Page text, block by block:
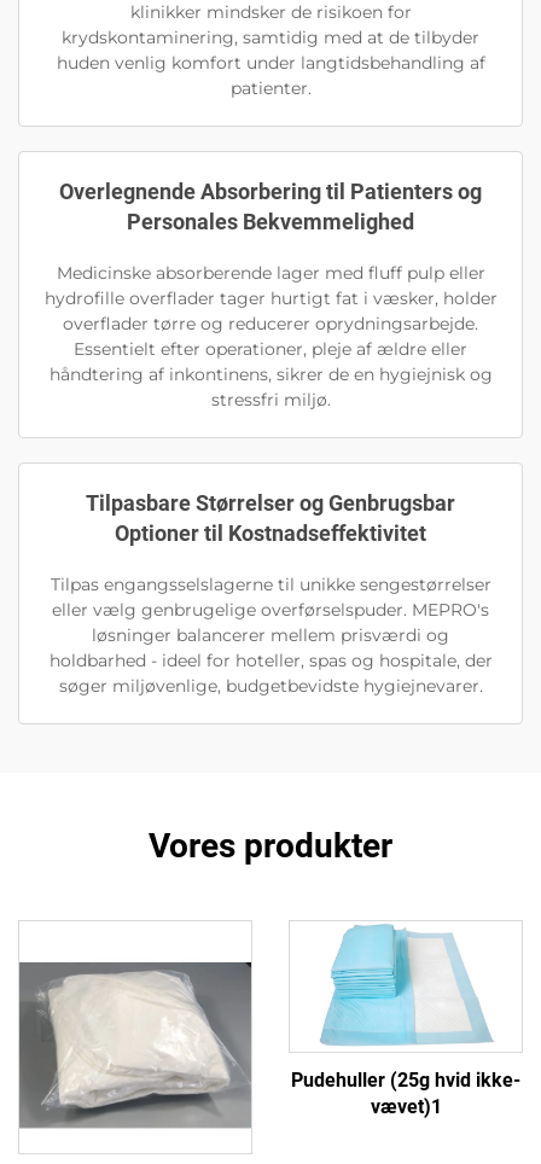
klinikker mindsker de risikoen for
krydskontaminering, samtidig med at de tilbyder
huden venlig komfort under langtidsbehandling af
patienter.
Overlegnende Absorbering til Patienters og
Personales Bekvemmelighed
Medicinske absorberende lager med fluff pulp eller
hydrofille overflader tager hurtigt fat i væsker, holder
overflader tørre og reducerer oprydningsarbejde.
Essentielt efter operationer, pleje af ældre eller
håndtering af inkontinens, sikrer de en hygiejnisk og
stressfri miljø.
Tilpasbare Størrelser og Genbrugsbar
Optioner til Kostnadseffektivitet
Tilpas engangsselslagerne til unikke sengestørrelser
eller vælg genbrugelige overførselspuder. MEPRO's
løsninger balancerer mellem prisværdi og
holdbarhed - ideel for hoteller, spas og hospitale, der
søger miljøvenlige, budgetbevidste hygiejnevarer.
Vores produkter
Pudehuller (25g hvid ikke-
vævet)1